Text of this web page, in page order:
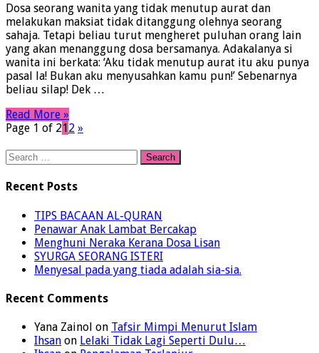
Dosa seorang wanita yang tidak menutup aurat dan
melakukan maksiat tidak ditanggung olehnya seorang
sahaja. Tetapi beliau turut mengheret puluhan orang lain
yang akan menanggung dosa bersamanya. Adakalanya si
wanita ini berkata: ‘Aku tidak menutup aurat itu aku punya
pasal la! Bukan aku menyusahkan kamu pun!’ Sebenarnya
beliau silap! Dek …
Read More »
Page 1 of 212 »
Search
Recent Posts
TIPS BACAAN AL-QURAN
Penawar Anak Lambat Bercakap
Menghuni Neraka Kerana Dosa Lisan
SYURGA SEORANG ISTERI
Menyesal pada yang tiada adalah sia-sia.
Recent Comments
Yana Zainol on Tafsir Mimpi Menurut Islam
Ihsan on Lelaki Tidak Lagi Seperti Dulu…